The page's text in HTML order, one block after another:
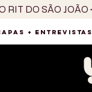
RIT DO SÃO JOÃO
+ ENTREVISTAS